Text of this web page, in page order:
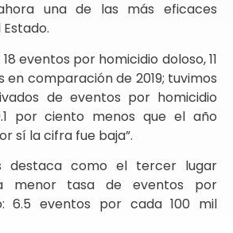
una de las más eficaces
eventos por homicidio doloso, 11
comparación de 2019; tuvimos
de eventos por homicidio
por ciento menos que el año
sí la cifra fue baja”.
destaca como el tercer lugar
menor tasa de eventos por
6.5 eventos por cada 100 mil